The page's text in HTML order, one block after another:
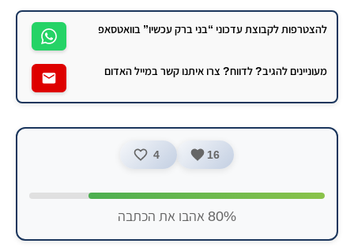
להצטרפות לקבוצת עדכוני “בני ברק עכשיו” בוואטסאפ
מעוניינים להגיב? לדווח? צרו איתנו קשר במייל האדום
16
4
80% אהבו את הכתבה